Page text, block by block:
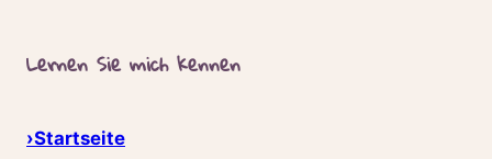
Lernen Sie mich kennen
›Startseite